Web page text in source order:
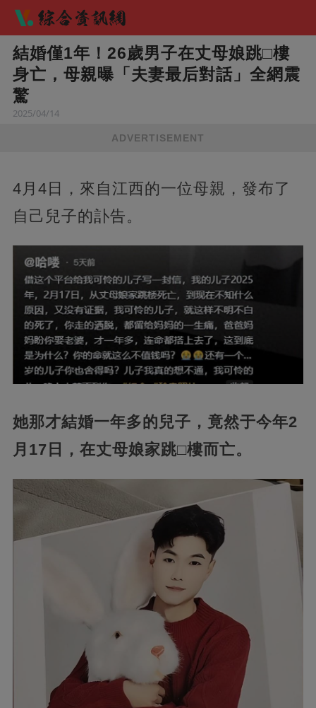
結婚僅1年！26歲男子在丈母娘跳□樓
身亡，母親曝「夫妻最后對話」全網震
驚​
2025/04/14
ADVERTISEMENT
4月4日，來自江西的一位母親，發布了
自己兒子的訃告。
她那才結婚一年多的兒子，竟然于今年2
月17日，在丈母娘家跳□樓而亡。